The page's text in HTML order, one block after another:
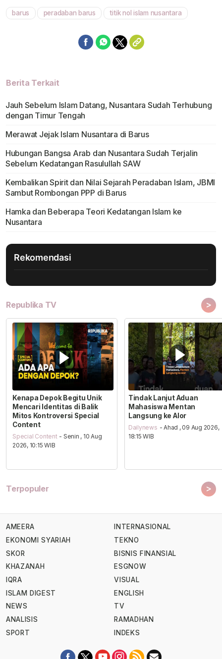
Mute
barus peradaban barus titik nol islam nusantara
Berita Terkait
Jauh Sebelum Islam Datang, Nusantara Sudah Terhubung
dengan Timur Tengah
Merawat Jejak Islam Nusantara di Barus
Hubungan Bangsa Arab dan Nusantara Sudah Terjalin
Sebelum Kedatangan Rasulullah SAW
Kembalikan Spirit dan Nilai Sejarah Peradaban Islam, JBMI
Sambut Rombongan PPP di Barus
Hamka dan Beberapa Teori Kedatangan Islam ke
Nusantara
Rekomendasi
Republika TV >
Kenapa Depok Begitu Unik
Mencari Identitas di Balik
Mitos Kontroversi Special
Content
Special Content - Senin , 10 Aug
2026, 10:15 WIB
Tindak Lanjut Aduan
Mahasiswa Mentan
Langsung ke Alor
Dailynews - Ahad , 09 Aug 2026,
18:15 WIB
Terpopuler >
AMEERA
EKONOMI SYARIAH
SKOR
KHAZANAH
IQRA
ISLAM DIGEST
NEWS
ANALISIS
SPORT
INTERNASIONAL
TEKNO
BISNIS FINANSIAL
ESGNOW
VISUAL
ENGLISH
TV
RAMADHAN
INDEKS